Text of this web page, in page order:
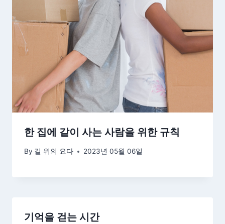
한 집에 같이 사는 사람을 위한 규칙
By 길 위의 요다 2023년 05월 06일
기억을 걷는 시간